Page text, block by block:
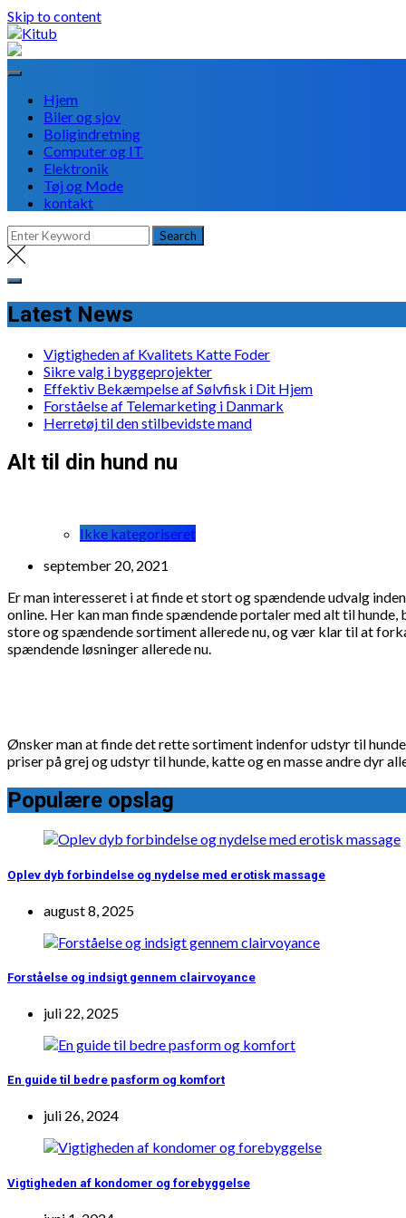
Skip to content
Hjem
Biler og sjov
Boligindretning
Computer og IT
Elektronik
Tøj og Mode
kontakt
Latest News
Vigtigheden af Kvalitets Katte Foder
Sikre valg i byggeprojekter
Effektiv Bekæmpelse af Sølvfisk i Dit Hjem
Forståelse af Telemarketing i Danmark
Herretøj til den stilbevidste mand
Alt til din hund nu
Ikke kategoriseret
september 20, 2021
Er man interesseret i at finde et stort og spændende udvalg
online. Her kan man finde spændende portaler med alt til
store og spændende sortiment allerede nu, og vær klar til at
spændende løsninger allerede nu.
Ønsker man at finde det rette sortiment indenfor udstyr til
priser på grej og udstyr til hunde, katte og en masse andre dyr
Populære opslag
Oplev dyb forbindelse og nydelse med erotisk massage
august 8, 2025
Forståelse og indsigt gennem clairvoyance
juli 22, 2025
En guide til bedre pasform og komfort
juli 26, 2024
Vigtigheden af kondomer og forebyggelse